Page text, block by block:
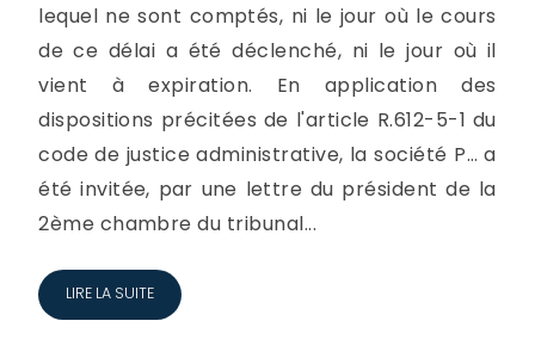
lequel ne sont comptés, ni le jour où le cours
de ce délai a été déclenché, ni le jour où il
vient à expiration. En application des
dispositions précitées de l'article R.612-5-1 du
code de justice administrative, la société P… a
été invitée, par une lettre du président de la
2ème chambre du tribunal...
LIRE LA SUITE